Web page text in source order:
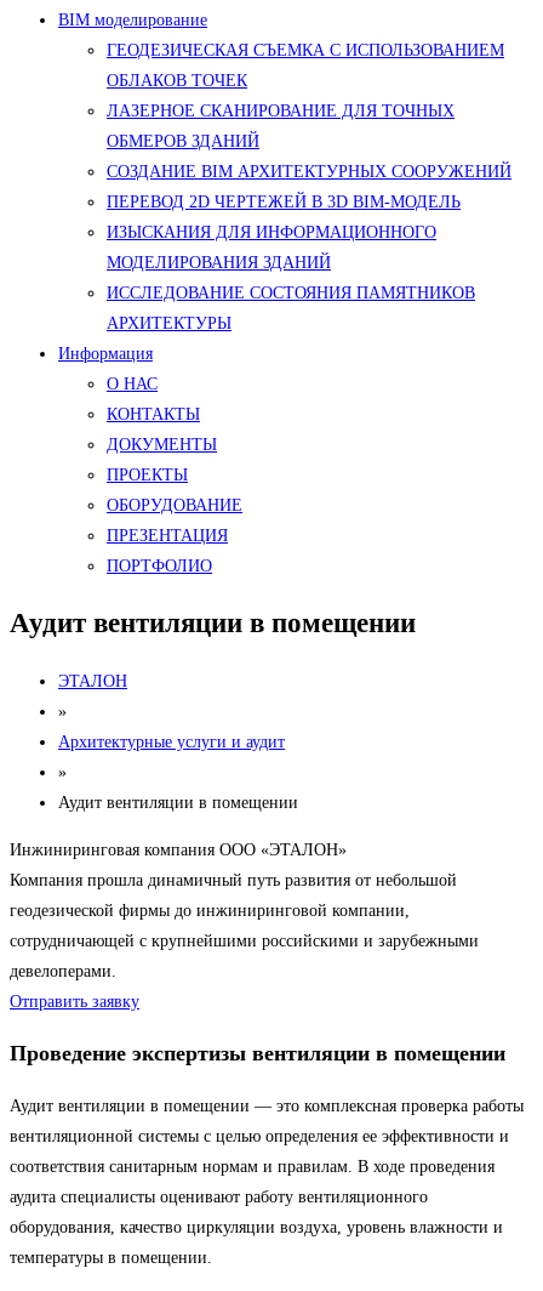
BIM моделирование
ГЕОДЕЗИЧЕСКАЯ СЪЕМКА С ИСПОЛЬЗОВАНИЕМ
ОБЛАКОВ ТОЧЕК
ЛАЗЕРНОЕ СКАНИРОВАНИЕ ДЛЯ ТОЧНЫХ
ОБМЕРОВ ЗДАНИЙ
СОЗДАНИЕ BIM АРХИТЕКТУРНЫХ СООРУЖЕНИЙ
ПЕРЕВОД 2D ЧЕРТЕЖЕЙ В 3D BIM-МОДЕЛЬ
ИЗЫСКАНИЯ ДЛЯ ИНФОРМАЦИОННОГО
МОДЕЛИРОВАНИЯ ЗДАНИЙ
ИССЛЕДОВАНИЕ СОСТОЯНИЯ ПАМЯТНИКОВ
АРХИТЕКТУРЫ
Информация
О НАС
КОНТАКТЫ
ДОКУМЕНТЫ
ПРОЕКТЫ
ОБОРУДОВАНИЕ
ПРЕЗЕНТАЦИЯ
ПОРТФОЛИО
Аудит вентиляции в помещении
ЭТАЛОН
»
Архитектурные услуги и аудит
»
Аудит вентиляции в помещении
Инжиниринговая компания ООО «ЭТАЛОН»
Компания прошла динамичный путь развития от небольшой
геодезической фирмы до инжиниринговой компании,
сотрудничающей с крупнейшими российскими и зарубежными
девелоперами.
Отправить заявку
Проведение экспертизы вентиляции в помещении
Аудит вентиляции в помещении — это комплексная проверка работы
вентиляционной системы с целью определения ее эффективности и
соответствия санитарным нормам и правилам. В ходе проведения
аудита специалисты оценивают работу вентиляционного
оборудования, качество циркуляции воздуха, уровень влажности и
температуры в помещении.